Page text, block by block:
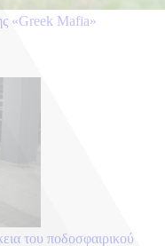
«Greek Mafia»
του ποδοσφαιρικού